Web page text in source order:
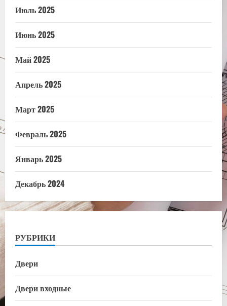
Июль 2025
Июнь 2025
Май 2025
Апрель 2025
Март 2025
Февраль 2025
Январь 2025
Декабрь 2024
РУБРИКИ
Двери
Двери входные